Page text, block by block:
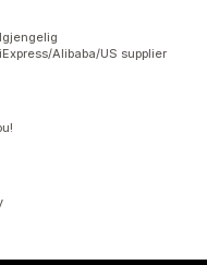
Alibaba/US supplier